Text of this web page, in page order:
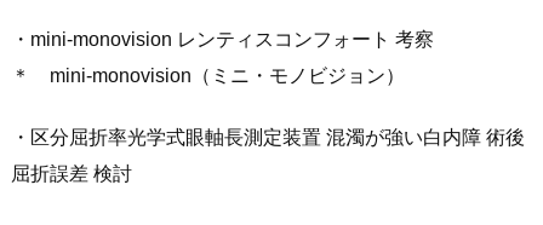
・mini-monovision レンティスコンフォート 考察
＊ mini-monovision（ミニ・モノビジョン）
・区分屈折率光学式眼軸長測定装置 混濁が強い白内障 術後
屈折誤差 検討